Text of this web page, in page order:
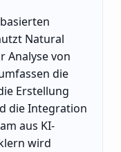
Natural
Analyse von
die
Erstellung
die Integration
aus KI-
wird